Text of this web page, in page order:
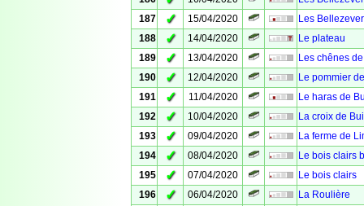
187
✓ 15/04/2020
Les
188
✓ 14/04/2020
Le plateau
189
✓ 13/04/2020
Les chênes
190
✓ 12/04/2020
Le pommier
191
✓ 11/04/2020
Le haras de
192
✓ 10/04/2020
La croix de
193
✓ 09/04/2020
La ferme de
194
✓ 08/04/2020
Le bois clairs
195
✓ 07/04/2020
Le bois clairs
196
✓ 06/04/2020
La Roulière